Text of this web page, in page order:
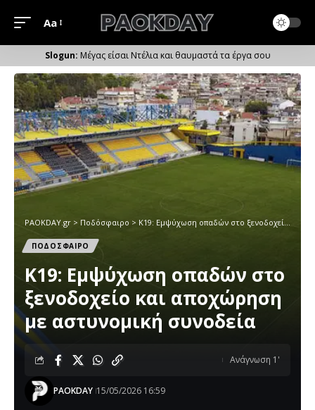
Μέγεθος
Γραμματοσειράς
Aa
Μέγας είσαι Ντέλια και θαυμαστά τα έργα σου
PAOKDAY.gr > Ποδόσφαιρο > Κ19: Εμψύχωση οπαδών στο ξενοδοχείο και αποχώρηση με αστυνομική συνοδεία
ΠΟΔΟΣΦΑΙΡΟ
Κ19: Εμψύχωση οπαδών στο
ξενοδοχείο και αποχώρηση
με αστυνομική συνοδεία
PAOKDAY 15/05/2026 16:59
Ανάγνωση 1'